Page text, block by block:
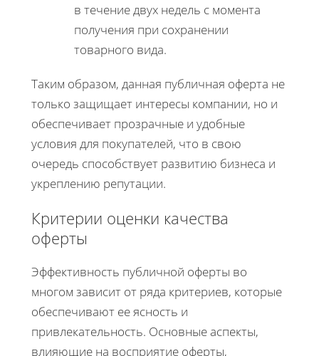
в течение двух недель с момента
получения при сохранении
товарного вида.
Таким образом, данная публичная оферта не
только защищает интересы компании, но и
обеспечивает прозрачные и удобные
условия для покупателей, что в свою
очередь способствует развитию бизнеса и
укреплению репутации.
Критерии оценки качества
оферты
Эффективность публичной оферты во
многом зависит от ряда критериев, которые
обеспечивают ее ясность и
привлекательность. Основные аспекты,
влияющие на восприятие оферты,